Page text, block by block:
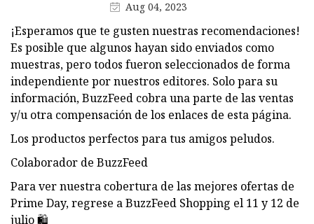
Aug 04, 2023
¡Esperamos que te gusten nuestras recomendaciones!
Es posible que algunos hayan sido enviados como
muestras, pero todos fueron seleccionados de forma
independiente por nuestros editores. Solo para su
información, BuzzFeed cobra una parte de las ventas
y/u otra compensación de los enlaces de esta página.
Los productos perfectos para tus amigos peludos.
Colaborador de BuzzFeed
Para ver nuestra cobertura de las mejores ofertas de
Prime Day, regrese a BuzzFeed Shopping el 11 y 12 de
julio 🛍️